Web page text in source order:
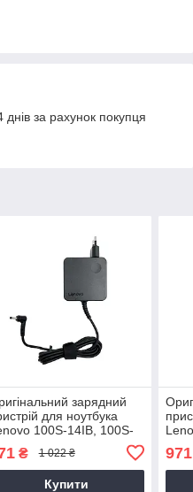
за рахунок покупця
зарядний
для ноутбука
100S-14IB, 100S-
₴ 1 022 ₴
Купити
971